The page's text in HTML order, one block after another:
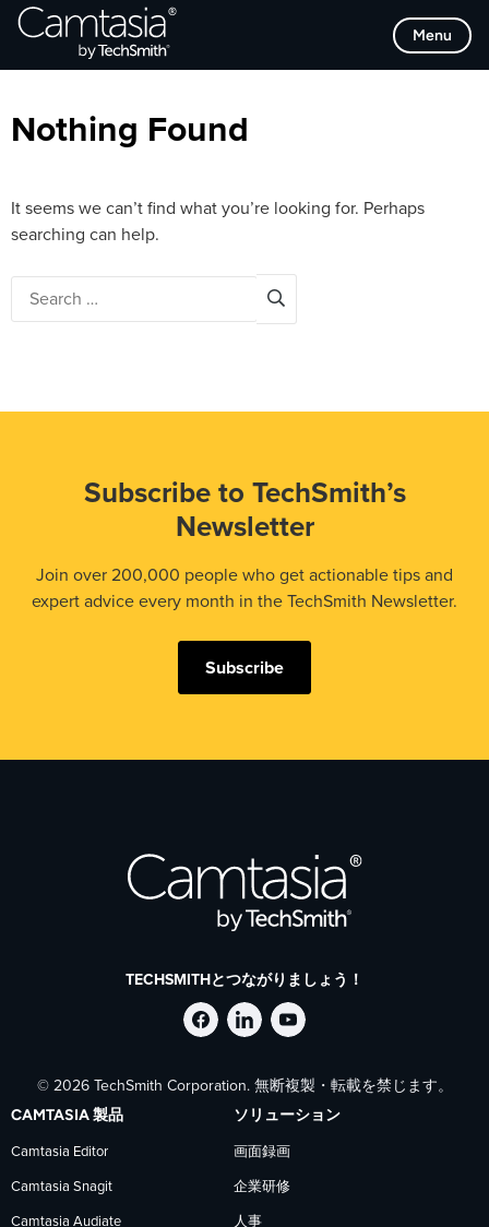
Skip
Menu
Browse Categories
Nothing Found
It seems we can’t find what you’re looking for. Perhaps
searching can help.
Subscribe to TechSmith’s
Newsletter
Join over 200,000 people who get actionable tips and
expert advice every month in the TechSmith Newsletter.
Subscribe
TECHSMITHとつながりましょう！
Facebook
で
TechSmith
LinkedIn
で
TechSmith
を
YouTube
で
TechSmith
© 2026 TechSmith Corporation. 無断複製・転載を禁じます。
CAMTASIA 製品
Camtasia Editor
Camtasia Snagit
Camtasia Audiate
ソリューション
画面録画
企業研修
人事